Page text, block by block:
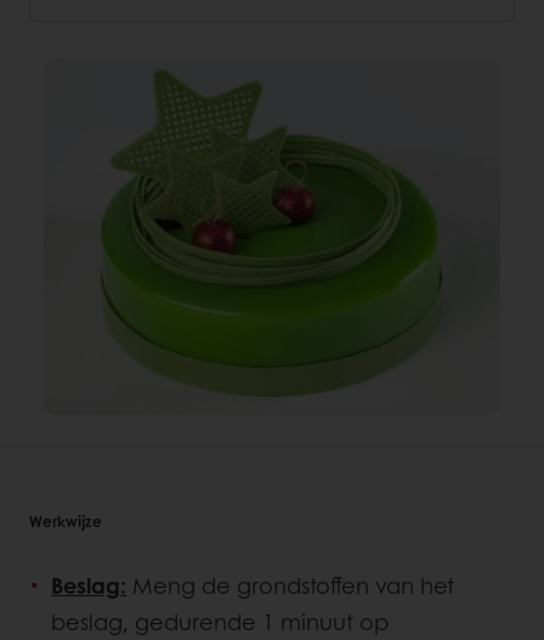
Werkwijze
Beslag: Meng de grondstoffen van het
beslag, gedurende 1 minuut op